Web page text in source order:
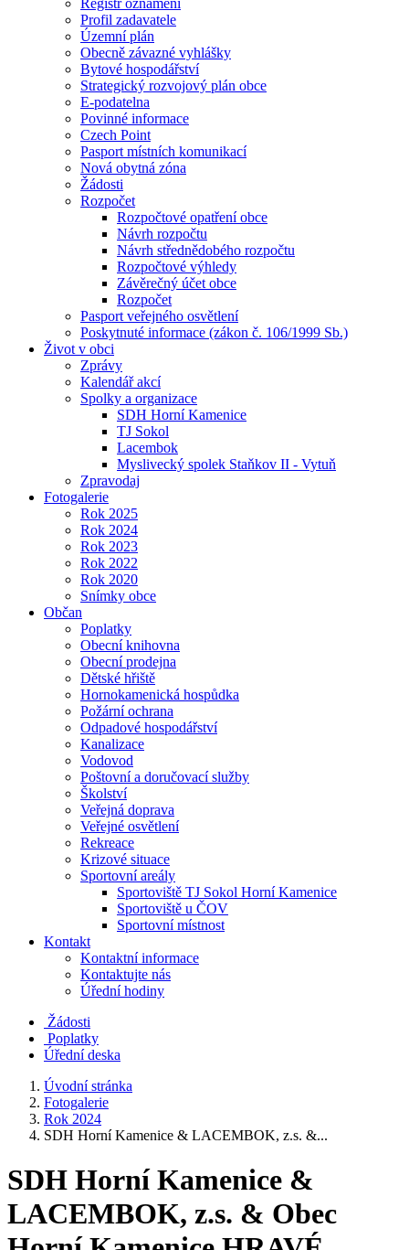
Registr oznámení
Profil zadavatele
Územní plán
Obecně závazné vyhlášky
Bytové hospodářství
Strategický rozvojový plán obce
E-podatelna
Povinné informace
Czech Point
Pasport místních komunikací
Nová obytná zóna
Žádosti
Rozpočet
Rozpočtové opatření obce
Návrh rozpočtu
Návrh střednědobého rozpočtu
Rozpočtové výhledy
Závěrečný účet obce
Rozpočet
Pasport veřejného osvětlení
Poskytnuté informace (zákon č. 106/1999 Sb.)
Život v obci
Zprávy
Kalendář akcí
Spolky a organizace
SDH Horní Kamenice
TJ Sokol
Lacembok
Myslivecký spolek Staňkov II - Vytuň
Zpravodaj
Fotogalerie
Rok 2025
Rok 2024
Rok 2023
Rok 2022
Rok 2020
Snímky obce
Občan
Poplatky
Obecní knihovna
Obecní prodejna
Dětské hřiště
Hornokamenická hospůdka
Požární ochrana
Odpadové hospodářství
Kanalizace
Vodovod
Poštovní a doručovací služby
Školství
Veřejná doprava
Veřejné osvětlení
Rekreace
Krizové situace
Sportovní areály
Sportoviště TJ Sokol Horní Kamenice
Sportoviště u ČOV
Sportovní místnost
Kontakt
Kontaktní informace
Kontaktujte nás
Úřední hodiny
Žádosti
Poplatky
Úřední deska
Úvodní stránka
Fotogalerie
Rok 2024
SDH Horní Kamenice & LACEMBOK, z.s. &...
SDH Horní Kamenice &
LACEMBOK, z.s. & Obec